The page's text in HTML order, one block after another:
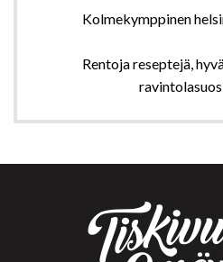
Kolmekymppinen
Rentoja reseptejä,